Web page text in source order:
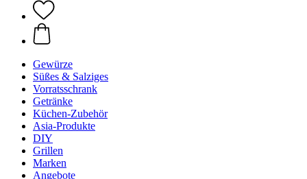
Gewürze
Süßes & Salziges
Vorratsschrank
Getränke
Küchen-Zubehör
Asia-Produkte
DIY
Grillen
Marken
Angebote